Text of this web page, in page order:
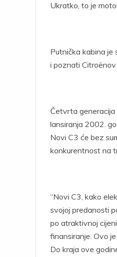
Ukratko, to je
Putnička kabina je
i poznati Citroënov
Četvrta generacija
lansiranja 2002.
Novi C3 će bez
konkurentnost na
“Novi C3, kako
svojoj predanosti
po atraktivnoj
finansiranje. Ovo
Do kraja ove